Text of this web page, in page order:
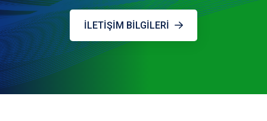
İLETIŞIM BILGILERI